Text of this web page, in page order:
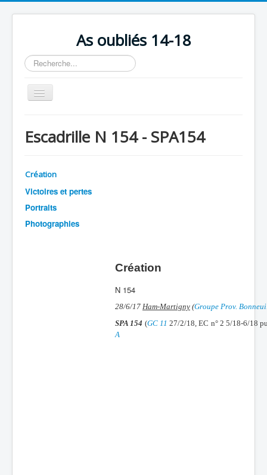
As oubliés 14-18
Rechercher
Basculer
la
Chronologie
Avions
Personnels
Escadrille N 154 - SPA154
Création
Victoires et pertes
Portraits
Photographies
Création
N 154
28/6/17 Ham-Martigny (Groupe Prov.
SPA 154 (GC 11 27/2/18, EC n° 2 5/18-6/18
A